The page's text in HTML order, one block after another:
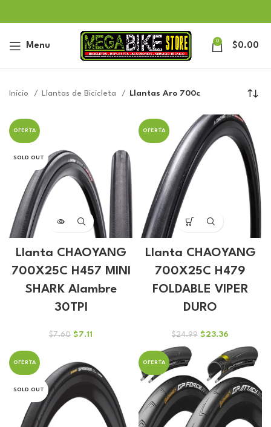
Menu 0 $0.00
Inicio Llantas de Bicicleta Llantas Aro 700c
OFERTA
SOLD OUT
Llanta CHAOYANG
700X25C H457 MINI
SHARK Alambre
30TPI
$7.60 El
era:
$7.60.
$7.11
es:
$7.11.
OFERTA
Llanta CHAOYANG
700X25C H479
FOLDABLE VIPER
DURO
$24.99 El
original
era:
$24.99.
$23.36
precio
actual
es:
$23.36.
OFERTA
SOLD OUT
OFERTA